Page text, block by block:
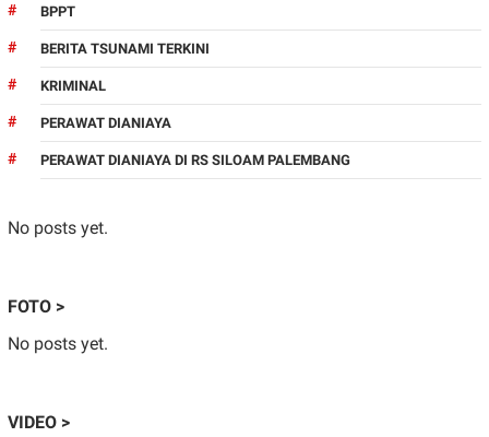
BPPT
BERITA TSUNAMI TERKINI
KRIMINAL
PERAWAT DIANIAYA
PERAWAT DIANIAYA DI RS SILOAM PALEMBANG
No posts yet.
FOTO >
No posts yet.
VIDEO >